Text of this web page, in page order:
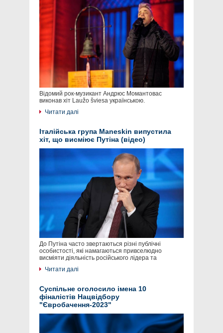
Відомий рок-музикант Андрюс Момантовас
виконав хіт Laužo šviesa українською.
Читати далі
Італійська група Maneskin випустила
хіт, що висміює Путіна (відео)
До Путіна часто звертаються різні публічні
особистості, які намагаються привселюдно
висміяти діяльність російського лідера та
Читати далі
Суспільне оголосило імена 10
фіналістів Нацвідбору
"Євробачення-2023"